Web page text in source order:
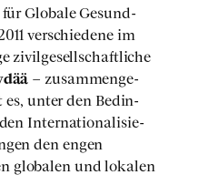
Glo­ba­le Gesund­
ver­schie­de­ne im
zivil­ge­sell­schaft­li­che
– zusam­men­ge­
es, unter den Bedin­
Inter­na­tio­na­li­sie­
den engen
glo­ba­len und loka­len